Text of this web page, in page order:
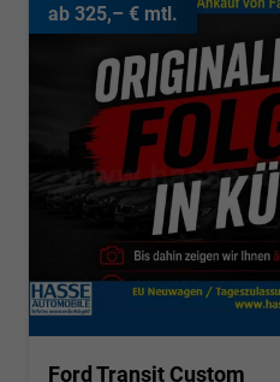
ab 325,– € mtl.
Ford Transit Custom